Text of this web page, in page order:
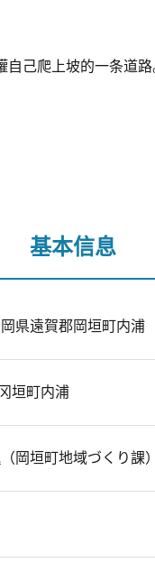
爬上坡的一条道路
基本信息
県遠賀郡岡垣町内浦
垣町内浦
（岡垣町地域づくり課）